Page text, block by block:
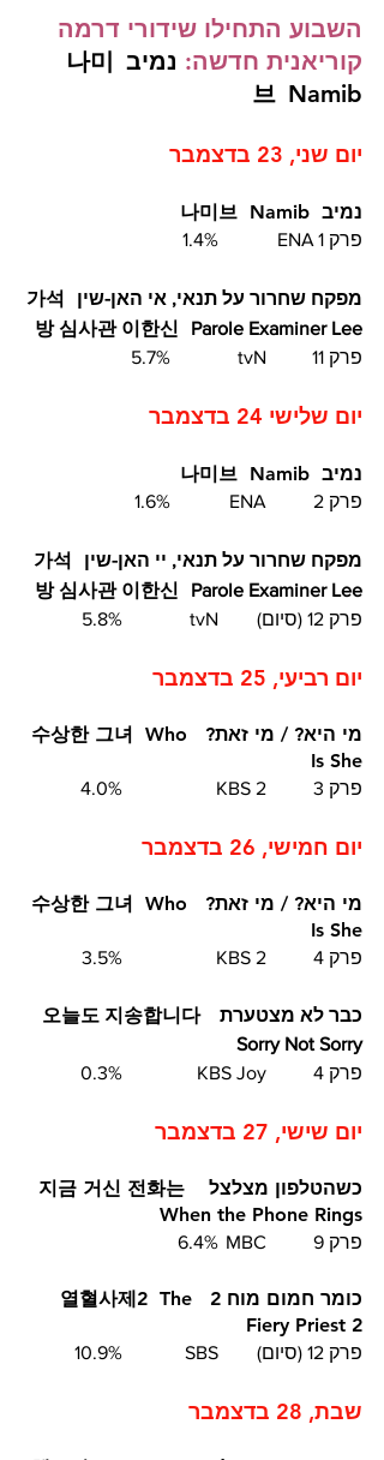
השבוע התחילו שידורי דרמה
קוריאנית חדשה: נמיב 나미
브 Namib
יום שני, 23 בדצמבר
נמיב 나미브 Namib
פרק 1	ENA		1.4%
מפקח שחרור על תנאי, אי האן-שין
가석
방 심사관 이한신
Parole Examiner Lee
פרק 11	tvN		5.7%
יום שלישי 24 בדצמבר
נמיב 나미브 Namib
פרק 2	ENA		1.6%
מפקח שחרור על תנאי, יי האן-שין
가석
방 심사관 이한신
Parole Examiner Lee
פרק 12 (סיום) 	tvN		5.8%
יום רביעי, 25 בדצמבר
מי היא? / מי זאת?  수상한 그녀  Who
Is She
פרק 3	KBS 2		4.0%
יום חמישי, 26 בדצמבר
מי היא? / מי זאת?  수상한 그녀  Who
Is She
פרק 4	KBS 2		3.5%
כבר לא מצטערת  오늘도 지송합니다
Sorry Not Sorry
פרק 4	KBS Joy		0.3%
יום שישי, 27 בדצמבר
כשהטלפון מצלצל  지금 거신 전화는
When the Phone Rings
פרק 9	MBC	6.4%
כומר חמום מוח 2  열혈사제2  The
Fiery Priest 2
פרק 12 (סיום)	SBS		10.9%
שבת, 28 בדצמבר